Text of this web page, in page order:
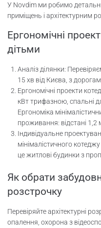
У Novdim ми робимо
приміщень і архітектурним
Ергономічні
дітьми
Аналіз ділянки:
15 хв від Києва, з
Ергономічні проекти
кВт трифазною, спальні
Ергономіка
проживання: відстані 1,2
Індивідуальне
мінімалістичного
це житлові будинки з
Як обрати
розстрочку
Перевіряйте архітектурні
опалення, охорона з